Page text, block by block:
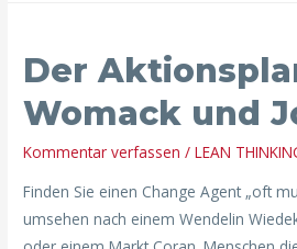
Der
Womack und
Kommentar verfassen /LEAN
Finden Sie einen Change Agent „oft
umsehen nach einem Wendelin
Aktionsplan
Womack
und